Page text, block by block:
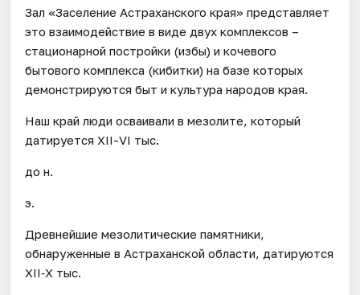
Зал «Заселение Астраханского края» представляет
это взаимодействие в виде двух комплексов –
стационарной постройки (избы) и кочевого
бытового комплекса (кибитки) на базе которых
демонстрируются быт и культура народов края.
Наш край люди осваивали в мезолите, который
датируется XII-VI тыс.
до н.
э.
Древнейшие мезолитические памятники,
обнаруженные в Астраханской области, датируются
XII‐X тыс.